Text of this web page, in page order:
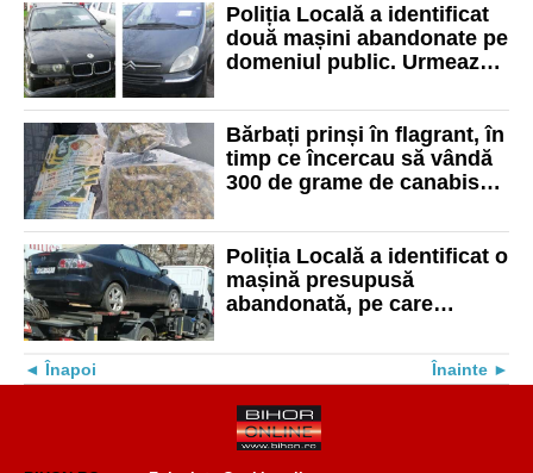
Poliția Locală a identificat
două mașini abandonate pe
domeniul public. Urmează
Bărbați prinși în flagrant, în
timp ce încercau să vândă
300 de grame de canabis
Poliția Locală a identificat o
mașină presupusă
abandonată, pe care
Înapoi Înainte